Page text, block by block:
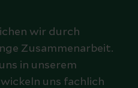
wir durch
Zusammenarbeit.
in unserem
uns fachlich